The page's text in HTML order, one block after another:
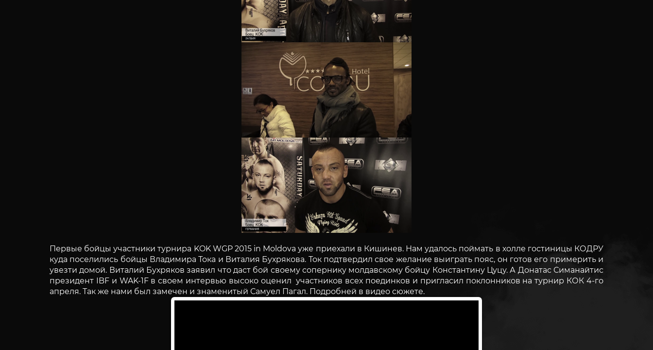
Первые бойцы участники турнира KOK WGP 2015 in Moldova уже приехали в Кишинев. Нам удалось поймать в холле гостиницы КОДРУ
куда поселились бойцы Владимира Тока и Виталия Бухрякова. Ток подтвердил свое желание выиграть пояс, он готов его примерить и
увезти домой. Виталий Бухряков заявил что даст бой своему сопернику молдавскому бойцу Константину Цуцу. А Донатас Симанайтис
президент IBF и WAK-1F в своем интервью высоко оценил участников всех поединков и пригласил поклонников на турнир КОК 4-го
апреля. Так же нами был замечен и знаменитый Самуел Пагал. Подробней в видео сюжете.